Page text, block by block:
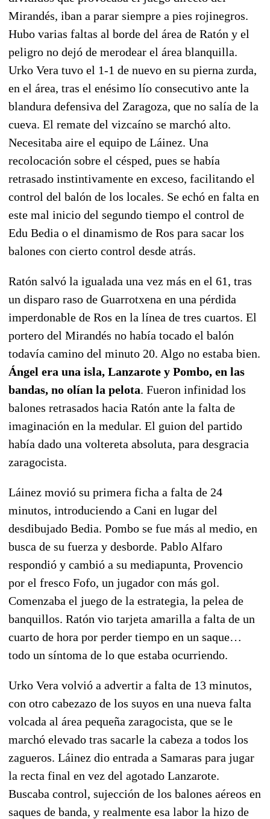
Mirandés, iban a parar siempre a pies rojinegros.
Hubo varias faltas al borde del área de Ratón y el
peligro no dejó de merodear el área blanquilla.
Urko Vera tuvo el 1-1 de nuevo en su pierna zurda,
en el área, tras el enésimo lío consecutivo ante la
blandura defensiva del Zaragoza, que no salía de la
cueva. El remate del vizcaíno se marchó alto.
Necesitaba aire el equipo de Láinez. Una
recolocación sobre el césped, pues se había
retrasado instintivamente en exceso, facilitando el
control del balón de los locales. Se echó en falta en
este mal inicio del segundo tiempo el control de
Edu Bedia o el dinamismo de Ros para sacar los
balones con cierto control desde atrás.
Ratón salvó la igualada una vez más en el 61, tras
un disparo raso de Guarrotxena en una pérdida
imperdonable de Ros en la línea de tres cuartos. El
portero del Mirandés no había tocado el balón
todavía camino del minuto 20. Algo no estaba bien.
Ángel era una isla, Lanzarote y Pombo, en las
bandas, no olían la pelota. Fueron infinidad los
balones retrasados hacia Ratón ante la falta de
imaginación en la medular. El guion del partido
había dado una voltereta absoluta, para desgracia
zaragocista.
Láinez movió su primera ficha a falta de 24
minutos, introduciendo a Cani en lugar del
desdibujado Bedia. Pombo se fue más al medio, en
busca de su fuerza y desborde. Pablo Alfaro
respondió y cambió a su mediapunta, Provencio
por el fresco Fofo, un jugador con más gol.
Comenzaba el juego de la estrategia, la pelea de
banquillos. Ratón vio tarjeta amarilla a falta de un
cuarto de hora por perder tiempo en un saque…
todo un síntoma de lo que estaba ocurriendo.
Urko Vera volvió a advertir a falta de 13 minutos,
con otro cabezazo de los suyos en una nueva falta
volcada al área pequeña zaragocista, que se le
marchó elevado tras sacarle la cabeza a todos los
zagueros. Láinez dio entrada a Samaras para jugar
la recta final en vez del agotado Lanzarote.
Buscaba control, sujección de los balones aéreos en
saques de banda, y realmente esa labor la hizo de